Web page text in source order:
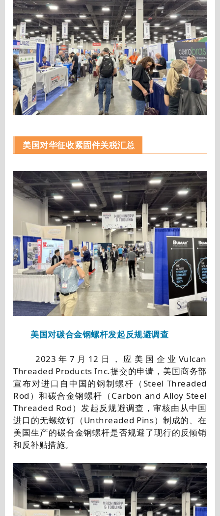
美国对华征收紧固件关税汇总
美国对碳合金钢螺杆发起反规避调查
2023年7月12日，应美国企业Vulcan
Threaded Products Inc.提交的申请，美国商务部
宣布对进口自中国的钢制螺杆（Steel Threaded
Rod）和碳合金钢螺杆（Carbon and Alloy Steel
Threaded Rod）发起反规避调查，审核由从中国
进口的无螺纹钉（Unthreaded Pins）制成的、在
美国生产的碳合金钢螺杆是否规避了现行的反倾销
和反补贴措施。